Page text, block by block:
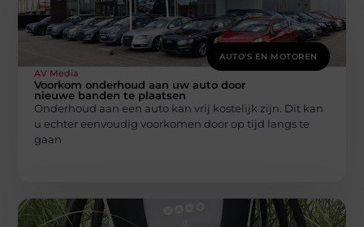
AUTO'S EN MOTOREN
AV Media
Voorkom onderhoud aan uw auto door
nieuwe banden te plaatsen
Onderhoud aan een auto kan vrij kostelijk zijn. Dit kan
u echter eenvoudig voorkomen door op tijd langs te
gaan